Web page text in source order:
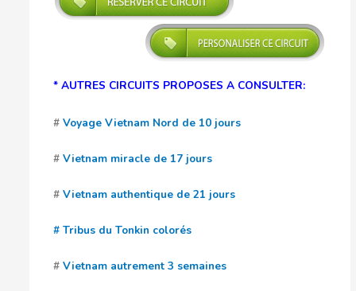
* AUTRES CIRCUITS PROPOSES A CONSULTER:
#Voyage Vietnam Nord de 10 jours
#Vietnam miracle de 17 jours
#Vietnam authentique de 21 jours
# Tribus du Tonkin colorés
#Vietnam autrement 3 semaines